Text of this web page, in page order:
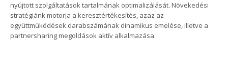
nyújtott szolgáltatások tartalmának optimalizálását. Növekedési
stratégiánk motorja a keresztértékesítés, azaz az
együttműködések darabszámának dinamikus emelése, illetve a
partnersharing megoldások aktív alkalmazása.